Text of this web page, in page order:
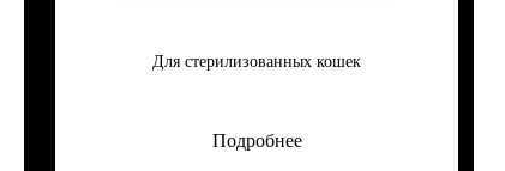
Для стерилизованных кошек
Подробнее